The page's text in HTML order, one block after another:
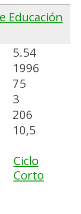
Educación
5.54
1996
75
3
206
10,5
Ciclo
Corto